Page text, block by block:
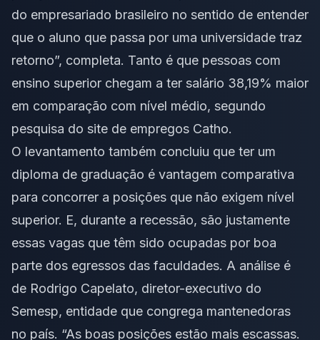
do empresariado brasileiro no sentido de entender
que o aluno que passa por uma universidade traz
retorno”, completa. Tanto é que pessoas com
ensino superior chegam a ter salário 38,19% maior
em comparação com nível médio, segundo
pesquisa do site de empregos Catho.
O levantamento também concluiu que ter um
diploma de graduação é vantagem comparativa
para concorrer a posições que não exigem nível
superior. E, durante a recessão, são justamente
essas vagas que têm sido ocupadas por boa
parte dos egressos das faculdades. A análise é
de Rodrigo Capelato, diretor-executivo do
Semesp, entidade que congrega mantenedoras
no país. “As boas posições estão mais escassas.